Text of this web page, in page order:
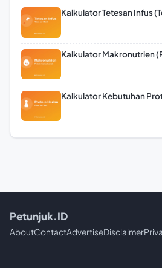
Kalkulator Tetesan Infus
Kalkulator Makronutrien
Kalkulator Kebutuhan
Petunjuk.ID
AboutContactAdvertiseDisclaimer